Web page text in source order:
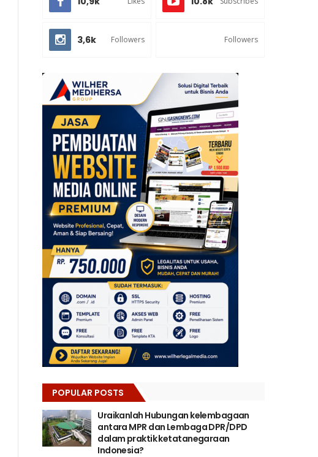
3,6k Followers Followers
POPULAR POSTS
Uraikanlah Hubungan kelembagaan
antara MPR dan Lembaga DPR/DPD
dalam praktik ketatanegaraan
Indonesia?